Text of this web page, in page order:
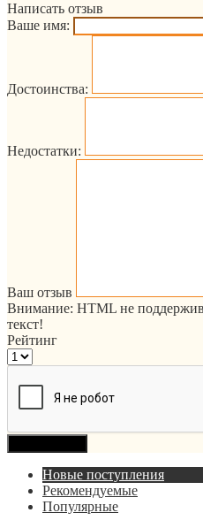
Написать отзыв
Ваше имя:
Достоинства:
Недостатки:
Ваш отзыв
Внимание: HTML не
текст!
Рейтинг
Новые поступления
Рекомендуемые
Популярные